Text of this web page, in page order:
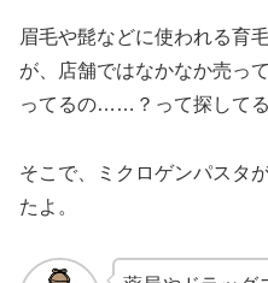
眉毛や髭などに使われる育
が、店舗ではなかなか売っ
ってるの……？って探してる
そこで、ミクロゲンパスタ
たよ。